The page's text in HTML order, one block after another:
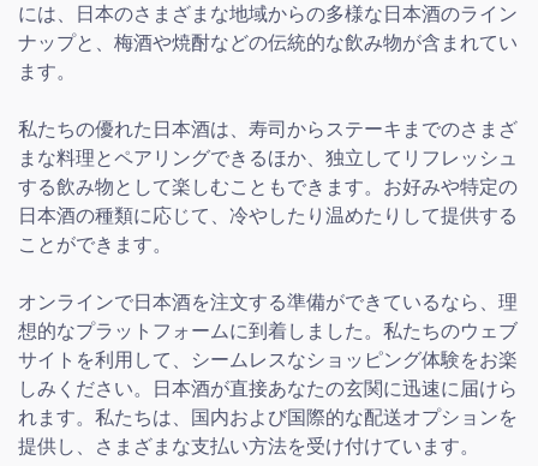
には、日本のさまざまな地域からの多様な日本酒のライン
ナップと、梅酒や焼酎などの伝統的な飲み物が含まれてい
ます。
私たちの優れた日本酒は、寿司からステーキまでのさまざ
まな料理とペアリングできるほか、独立してリフレッシュ
する飲み物として楽しむこともできます。お好みや特定の
日本酒の種類に応じて、冷やしたり温めたりして提供する
ことができます。
オンラインで日本酒を注文する準備ができているなら、理
想的なプラットフォームに到着しました。私たちのウェブ
サイトを利用して、シームレスなショッピング体験をお楽
しみください。日本酒が直接あなたの玄関に迅速に届けら
れます。私たちは、国内および国際的な配送オプションを
提供し、さまざまな支払い方法を受け付けています。